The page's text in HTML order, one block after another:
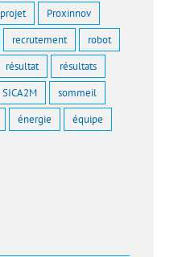
projet Proxinnov
recrutement robot
résultat résultats
SICA2M sommeil
énergie équipe